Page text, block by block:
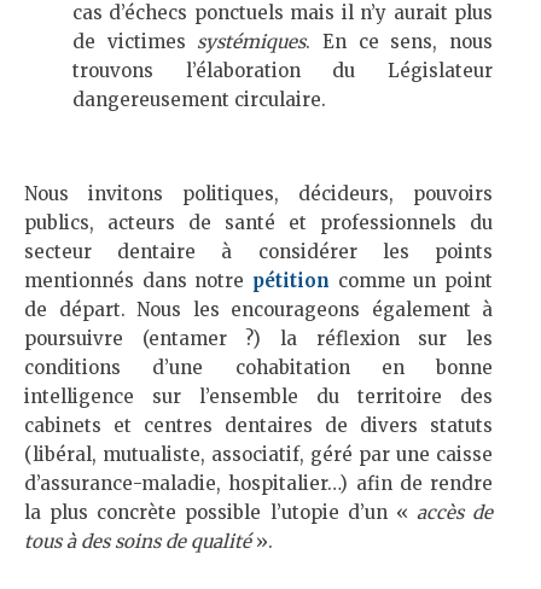
cas d’échecs ponctuels mais il n’y aurait plus
de victimes systémiques. En ce sens, nous
trouvons l’élaboration du Législateur
dangereusement circulaire.
Nous invitons politiques, décideurs, pouvoirs
publics, acteurs de santé et professionnels du
secteur dentaire à considérer les points
mentionnés dans notre pétition comme un point
de départ. Nous les encourageons également à
poursuivre (entamer ?) la réflexion sur les
conditions d’une cohabitation en bonne
intelligence sur l’ensemble du territoire des
cabinets et centres dentaires de divers statuts
(libéral, mutualiste, associatif, géré par une caisse
d’assurance-maladie, hospitalier…) afin de rendre
la plus concrète possible l’utopie d’un « accès de
tous à des soins de qualité».